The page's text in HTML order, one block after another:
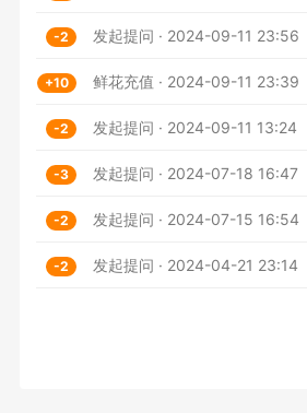
-2 发起提问 · 2024-09-11 23:56
+10 鲜花充值 · 2024-09-11 23:39
-2 发起提问 · 2024-09-11 13:24
-3 发起提问 · 2024-07-18 16:47
-2 发起提问 · 2024-07-15 16:54
-2 发起提问 · 2024-04-21 23:14